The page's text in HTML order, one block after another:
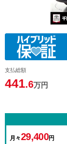
支払総額
441.6万円
月々29,400円